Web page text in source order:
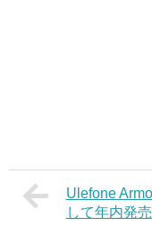
Ulefone
して年内発